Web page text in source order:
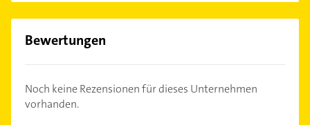
Bewertungen
Noch keine Rezensionen für dieses Unternehmen
vorhanden.